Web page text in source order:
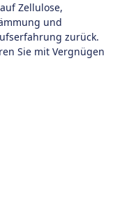
Zellulose,
und
zurück.
Sie mit Vergnügen